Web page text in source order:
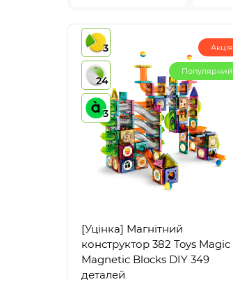
3
24
3
Акція
Популярний
[Уцінка] Магнітний
конструктор 382 Toys Magic
Magnetic Blocks DIY 349
деталей